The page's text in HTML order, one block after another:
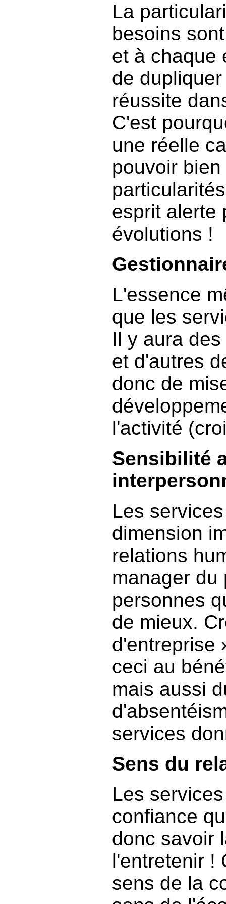
La
besoins
et à chaque
de
réussite
C'est
une réelle
pouvoir
esprit alerte
évolutions !
L'essence
que les
Il y aura
et d'autres
donc de
l'activité
Sensibilité
Les
dimension
relations
manager du
personnes
de mieux.
d'entreprise
ceci au
mais aussi
services
Sens du
Les
confiance
donc savoir
l'entretenir !
sens de la